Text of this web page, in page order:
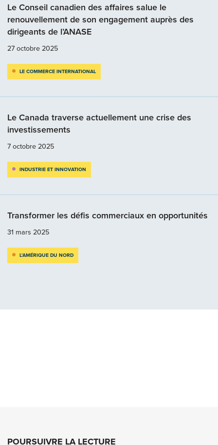
Le Conseil canadien des affaires salue le
renouvellement de son engagement auprès des
dirigeants de l’ANASE
27 octobre 2025
LE COMMERCE INTERNATIONAL
Le Canada traverse actuellement une crise des
investissements
7 octobre 2025
INDUSTRIE ET INNOVATION
Transformer les défis commerciaux en opportunités
31 mars 2025
L’AMÉRIQUE DU NORD
POURSUIVRE LA LECTURE